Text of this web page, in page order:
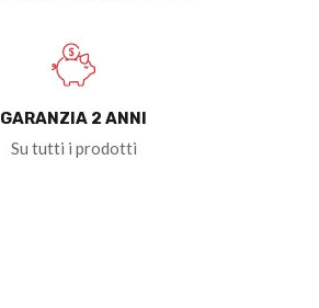
GARANZIA 2 ANNI
Su tutti i prodotti